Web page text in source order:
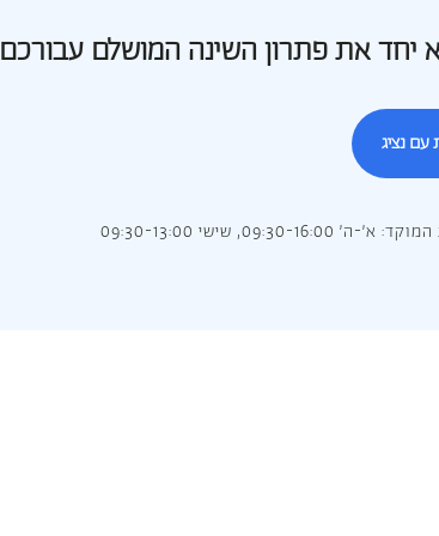
יחד את פתרון השינה המושלם עבורכם
עם נציג
16:00, שישי 09:30-13:00